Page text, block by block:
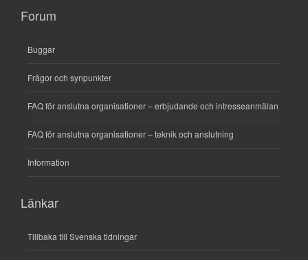
Forum
Buggar
Frågor och synpunkter
FAQ för anslutna organisationer – erbjudande och intresseanmälan
FAQ för anslutna organisationer – teknik och anslutning
Information
Länkar
Tillbaka till Svenska tidningar